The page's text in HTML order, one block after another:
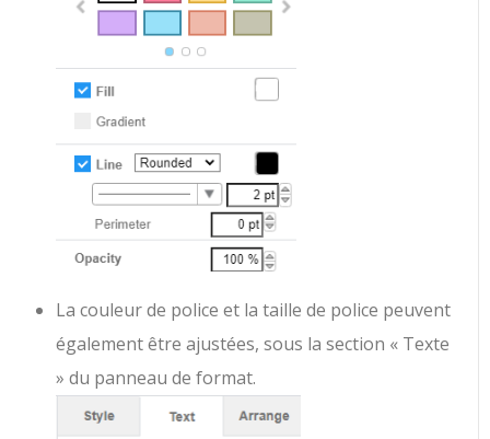
La couleur de police et la taille de police peuvent
également être ajustées, sous la section « Texte
» du panneau de format.